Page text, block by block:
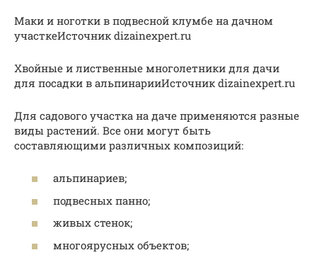
Маки и ноготки в подвесной клумбе на дачном
участкеИсточник dizainexpert.ru
Хвойные и лиственные многолетники для дачи
для посадки в альпинарииИсточник dizainexpert.ru
Для садового участка на даче применяются разные
виды растений. Все они могут быть
составляющими различных композиций:
альпинариев;
подвесных панно;
живых стенок;
многоярусных объектов;